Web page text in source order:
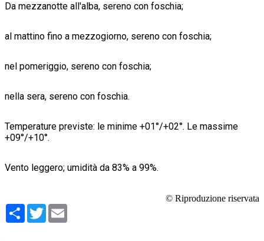
Da mezzanotte all'alba, sereno con foschia;
al mattino fino a mezzogiorno, sereno con foschia;
nel pomeriggio, sereno con foschia;
nella sera, sereno con foschia.
Temperature previste: le minime +01°/+02°. Le massime
+09°/+10°.
Vento leggero; umidità da 83% a 99%.
© Riproduzione riservata
Condividi
Twitter